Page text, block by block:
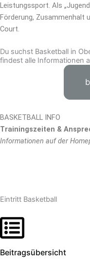
Leistungssport. Als
Förderung, Zusammenhalt
Court.
Du suchst Basketball in
findest alle Informationen
BASKETBALL INFO
Trainingszeiten &
Informationen auf der
Eintritt Basketball
Beitragsübersicht